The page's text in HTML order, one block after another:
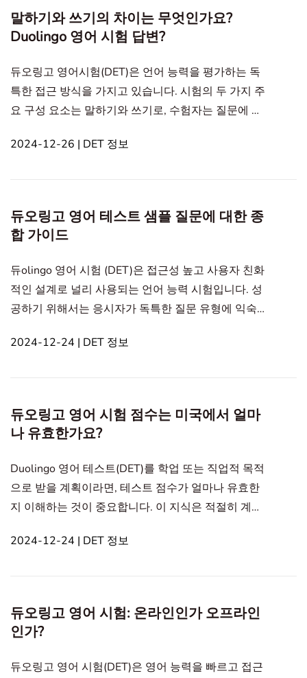
테스트를 취소하거나 일정 변경이 가능한가요?5. 5.
언제 결과를 받을 수 있나요?6. 결론1. 시험을 위해 어
떤 장비가 필요하나요? DET를 시
말하기와 쓰기의 차이는 무엇인가요?
Duolingo 영어 시험 답변?
듀오링고 영어시험(DET)은 언어 능력을 평가하는 독
특한 접근 방식을 가지고 있습니다. 시험의 두 가지 주
요 구성 요소는 말하기와 쓰기로, 수험자는 질문에 대
해하면 더 나은 준비와 성과를 끌어낼 수 있습니다. 또
쓰기 과제의 형식 차이2. 말하기 대 쓰기에서 테스트되
는 기술 듀오링고 영어시험의3. 결론DET의 말하기 및
쓰기 과제의 형식 차이 듀오링고 영어시
2024-12-26 | DET 정보
듀오링고 영어 테스트 샘플 질문에 대한 종
합 가이드
듀olingo 영어 시험 (DET)은 접근성 높고 사용자 친화
적인 설계로 널리 사용되는 언어 능력 시험입니다. 성
공하기 위해서는 응시자가 독특한 질문 유형에 익숙해
을 얻는 데 필수적입니다. 이 블로그 게시물에서는 시
olingo 영어 시험 샘플 질문이란?2. 듀olingo 영어 시
험 질문 카테고리 개요3. 신뢰할 수 있는 샘플 질문은
어디에서 찾을 수 있나요?듀oling
2024-12-24 | DET 정보
듀오링고 영어 시험 점수는 미국에서 얼마
나 유효한가요?
Duolingo 영어 테스트(DET)를 학업 또는 직업적 목적
으로 받을 계획이라면, 테스트 점수가 얼마나 유효한
지 이해하는 것이 중요합니다. 이 지식은 적절히 계획
이 될 것입니다. In this article1. DET 점수의 유효성2.
유효성 Duolingo 영어 테스트 점수는 시험을 치른 날
로부터 2년간 유효합니다. 이는 여러분의 점수가 미국
내 대학, 고용주 및
2024-12-24 | DET 정보
듀오링고 영어 시험: 온라인인가 오프라인
인가?
듀오링고 영어 시험(DET)은 영어 능력을 빠르고 접근